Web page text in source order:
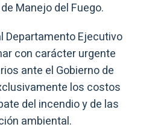
Manejo del Fuego.
Departamento Ejecutivo
con carácter urgente
ante el Gobierno de
los costos
del incendio y de las
ambiental.